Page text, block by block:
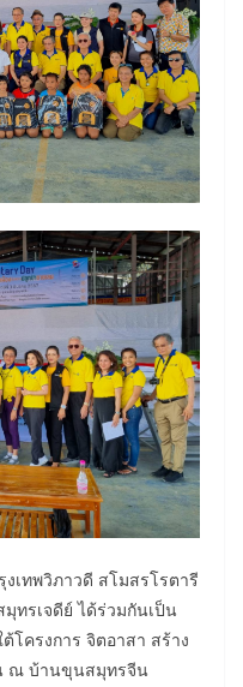
เทพวิภาวดี สโมสรโรตารี
ทรเจดีย์ ได้ร่วมกันเป็น
โครงการ จิตอาสา สร้าง
ณ บ้านขุนสมุทรจีน